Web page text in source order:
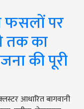
फसलों पर
तक का
की पूरी
आधारित बागवानी